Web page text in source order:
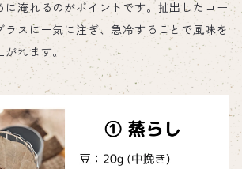
に淹れるのがポイントです。抽出したコー
ラスに一気に注ぎ、急冷することで風味を
がれます。